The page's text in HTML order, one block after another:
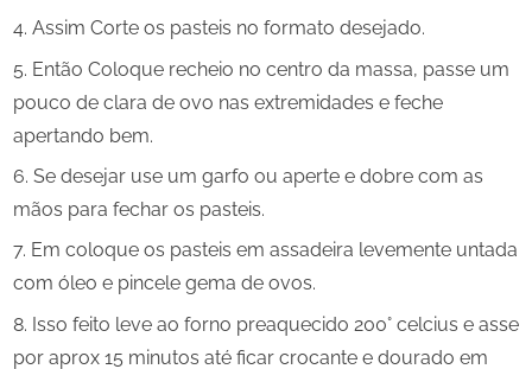
Assim Corte os pasteis no formato desejado.
Então Coloque recheio no centro da massa, passe um
pouco de clara de ovo nas extremidades e feche
apertando bem.
Se desejar use um garfo ou aperte e dobre com as
mãos para fechar os pasteis.
Em coloque os pasteis em assadeira levemente untada
com óleo e pincele gema de ovos.
Isso feito leve ao forno preaquecido 200° celcius e asse
por aprox 15 minutos até ficar crocante e dourado em